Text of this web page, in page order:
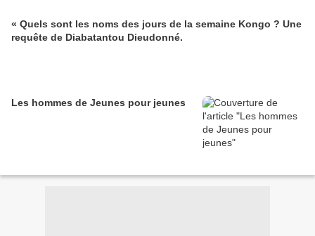
« Quels sont les noms des jours de la semaine Kongo ? Une
requête de Diabatantou Dieudonné.
Les hommes de Jeunes pour jeunes